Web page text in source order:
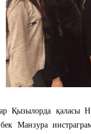
Қызылорда қаласы
Манзура